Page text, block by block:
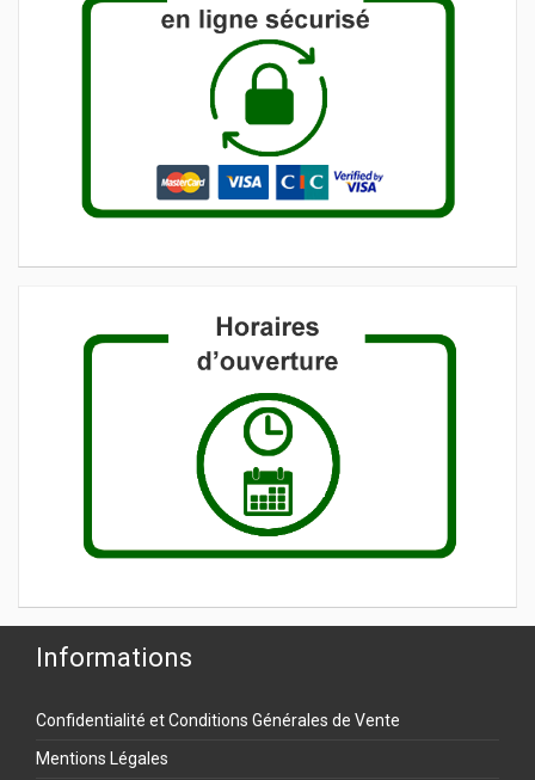
Informations
Confidentialité et Conditions Générales de Vente
Mentions Légales